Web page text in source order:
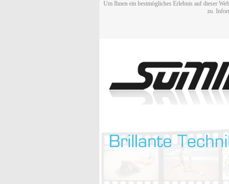
Um Ihnen ein bestmögliches Erlebnis auf dieser
zu.